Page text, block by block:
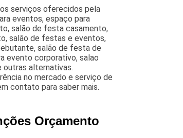
serviços oferecidos pela
eventos, espaço para
salão de festa casamento,
salão de festas e eventos,
salão de festa de
evento corporativo, salao
alternativas.
no mercado e serviço de
contato para saber mais.
Orçamento